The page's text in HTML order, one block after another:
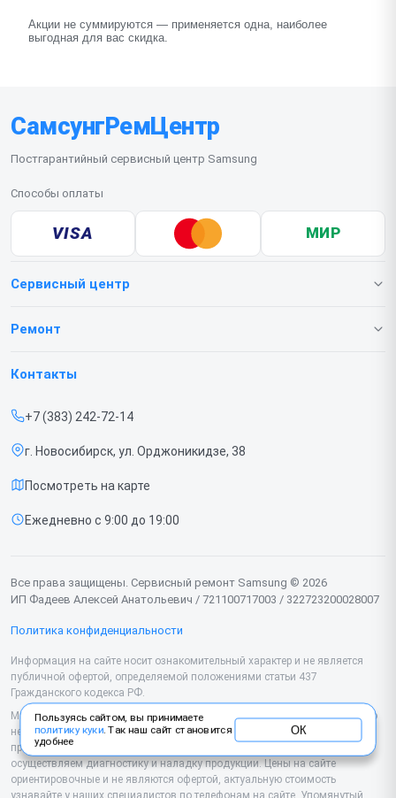
Акции не суммируются — применяется одна, наиболее
выгодная для вас скидка.
СамсунгРемЦентр
Постгарантийный сервисный центр Samsung
Способы оплаты
VISA МИР
Сервисный центр
О нашем сервисе
Срочный ремонт
Доставка и способы оплаты
Диагностика
Контакты
Ремонт
Телефонов
Принтеров
Кондиционеров
Микроволновых печей
Наушников
Варочных панелей
Контакты
+7 (383) 242-72-14
г. Новосибирск, ул. Орджоникидзе, 38
Посмотреть на карте
Ежедневно с 9:00 до 19:00
Все права защищены. Сервисный ремонт Samsung © 2026
ИП Фадеев Алексей Анатольевич / 721100717003 / 322723200028007
Политика конфиденциальности
Информация на сайте носит ознакомительный характер и не является
публичной офертой, определяемой положениями статьи 437
Гражданского кодекса РФ.
Мы специализируемся на обслуживании и ремонте техники Samsung, но
не являемся их официальным представителем. Предоставляем
профессиональные услуги после истечения гарантии, а также
осуществляем диагностику и наладку продукции. Цены на сайте
ориентировочные и не являются офертой, актуальную стоимость
узнавайте у наших специалистов по телефонам на сайте. Упомянутый
Пользуясь сайтом, вы принимаете
политику куки. Так наш сайт становится
удобнее
ОК